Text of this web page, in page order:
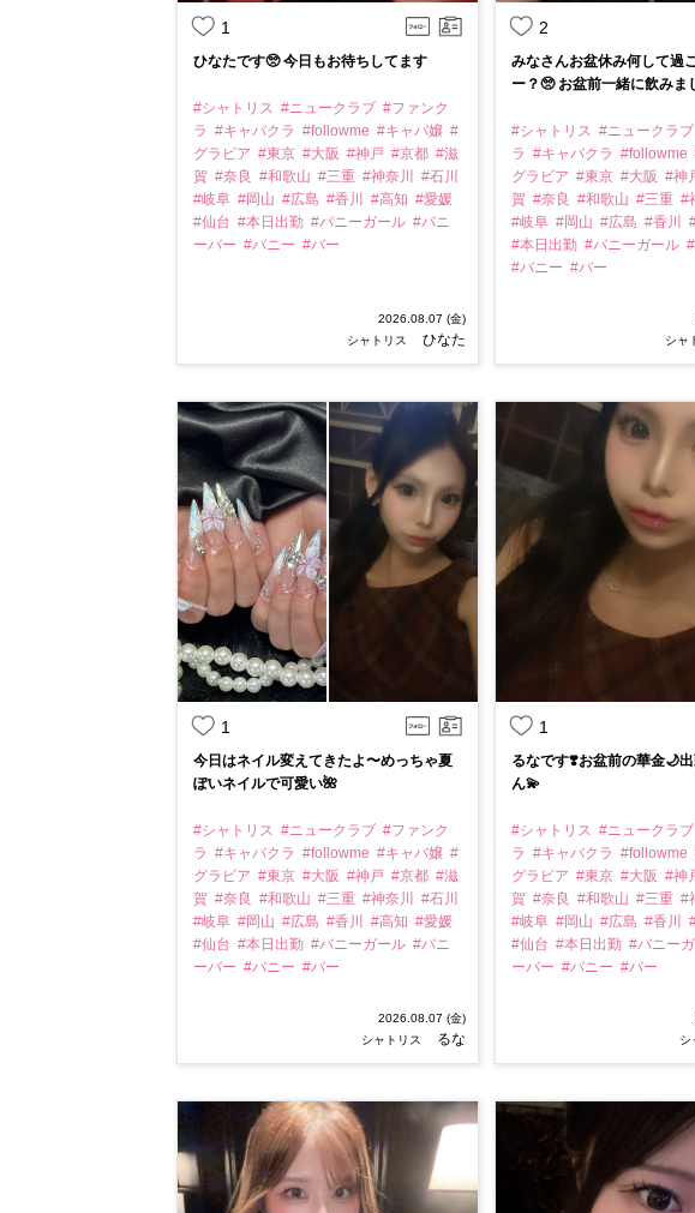
1
ひなたです🥺 今日もお待ちしてます
#シャトリス #ニュークラブ #ファンク
ラ #キャバクラ #followme #キャバ嬢 #
グラビア #東京 #大阪 #神戸 #京都 #滋
賀 #奈良 #和歌山 #三重 #神奈川
#石川
#岐阜 #岡山 #広島 #香川 #高知 #愛媛
#仙台 #本日出勤 #バニーガール #バニ
ーバー #バニー #バー
2026.08.07 (金)
シャトリス
ひなた
2
みなさんお盆休み何して過
ー？🥺 お盆前一緒に飲みま
#シャトリス #ニュークラブ
ラ #キャバクラ #followme
グラビア #東京 #大阪 #神
賀 #奈良 #和歌山 #三重 #
#岐阜 #岡山 #広島 #香川
#本日出勤 #バニーガール
#バニー #バー
シャ
1
今日はネイル変えてきたよ〜めっちゃ夏
ぽいネイルで可愛い🌺
#シャトリス #ニュークラブ #ファンク
ラ #キャバクラ #followme #キャバ嬢 #
グラビア #東京 #大阪 #神戸 #京都 #滋
賀 #奈良 #和歌山 #三重 #神奈川
#石川
#岐阜 #岡山 #広島 #香川 #高知 #愛媛
#仙台 #本日出勤 #バニーガール #バニ
ーバー #バニー #バー
2026.08.07 (金)
シャトリス
るな
1
るなです❣️お盆前の華金🌙
ん💫
#シャトリス #ニュークラブ
ラ #キャバクラ #followme
グラビア #東京 #大阪 #神
賀 #奈良 #和歌山 #三重 #
#岐阜 #岡山 #広島 #香川
#仙台 #本日出勤 #バニー
ーバー #バニー #バー
シ